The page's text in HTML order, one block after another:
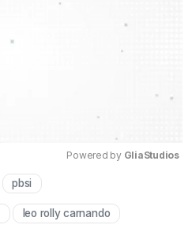
Powered by GliaStudios
pbsi
leo rolly carnando